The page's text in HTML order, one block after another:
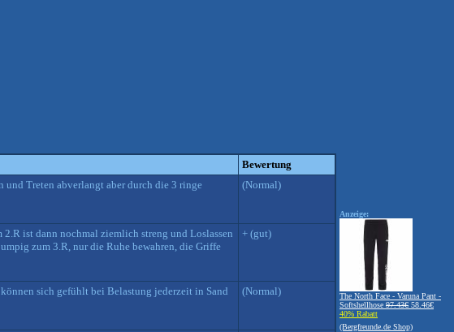
Bewertung
Treten abverlangt aber durch die 3 ringe
(Normal)
ist dann nochmal ziemlich streng und Loslassen
zum 3.R, nur die Ruhe bewahren, die Griffe
+ (gut)
sich gefühlt bei Belastung jederzeit in Sand
(Normal)
Anzeige:
The North Face - Varuna Pant -
Softshellhose 97.43€ 58.46€
40% Rabatt
(Bergfreunde.de Shop)